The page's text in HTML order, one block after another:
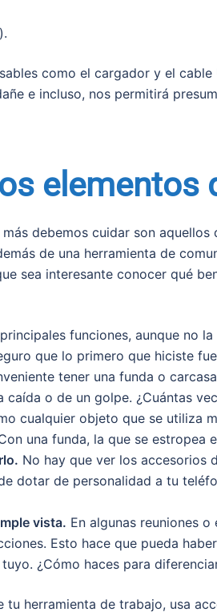
).
como el cargador y el
e incluso, nos permitirá
elementos
debemos cuidar son
de una herramienta de
sea interesante conocer qué
funciones, aunque no
que lo primero que hiciste
tener una funda o
caída o de un golpe. ¿Cuántas
cualquier objeto que se utiliza
una funda, la que se estropea
No hay que ver los accesorios
dotar de personalidad a tu
vista. En algunas reuniones
Esto hace que pueda
¿Cómo haces para
tu herramienta de trabajo, usa